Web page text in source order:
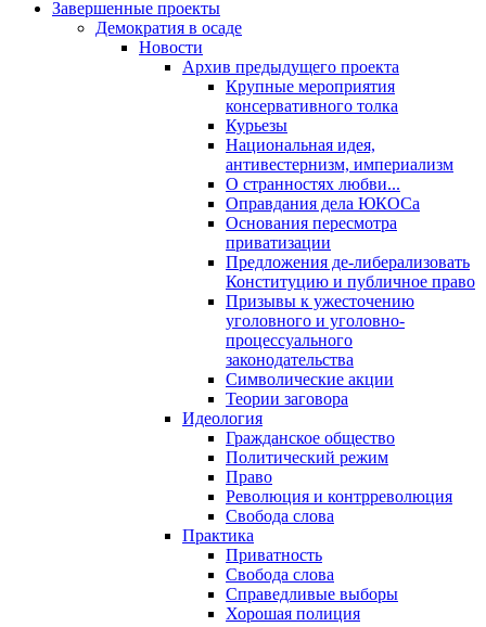
Завершенные проекты
Демократия в осаде
Новости
Архив предыдущего проекта
Крупные мероприятия
консервативного толка
Курьезы
Национальная идея,
антивестернизм, империализм
О странностях любви...
Оправдания дела ЮКОСа
Основания пересмотра
приватизации
Предложения де-либерализовать
Конституцию и публичное право
Призывы к ужесточению
уголовного и уголовно-
процессуального
законодательства
Символические акции
Теории заговора
Идеология
Гражданское общество
Политический режим
Право
Революция и контрреволюция
Свобода слова
Практика
Приватность
Свобода слова
Справедливые выборы
Хорошая полиция